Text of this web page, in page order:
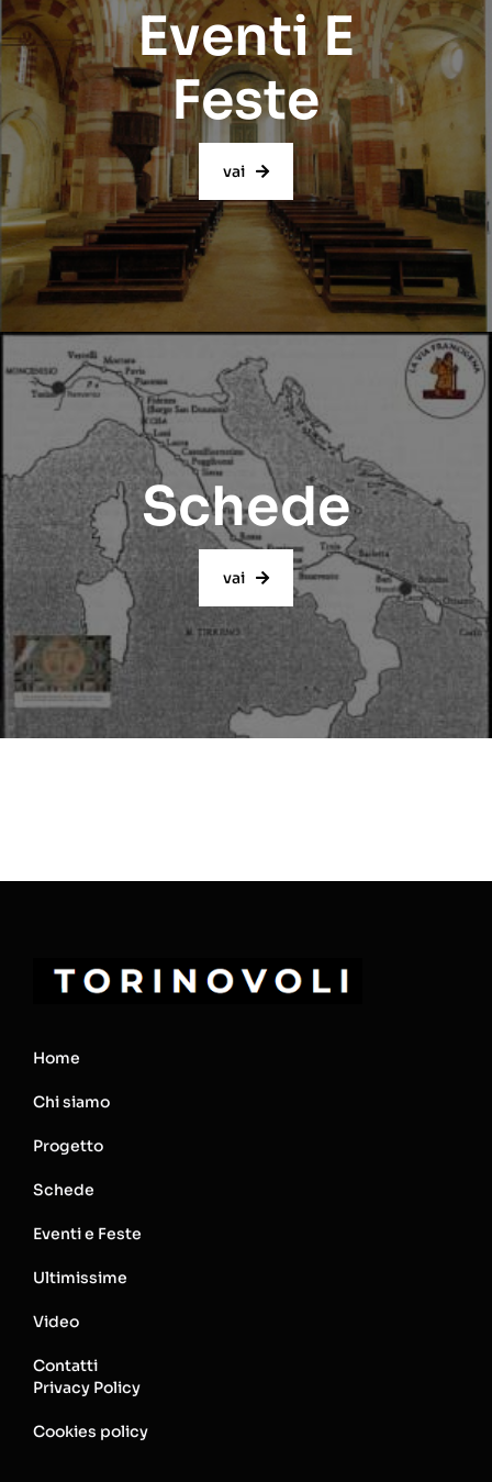
Eventi E
Feste
vai
Schede
vai
Home
Chi siamo
Progetto
Schede
Eventi e Feste
Ultimissime
Video
Contatti
Privacy Policy
Cookies policy